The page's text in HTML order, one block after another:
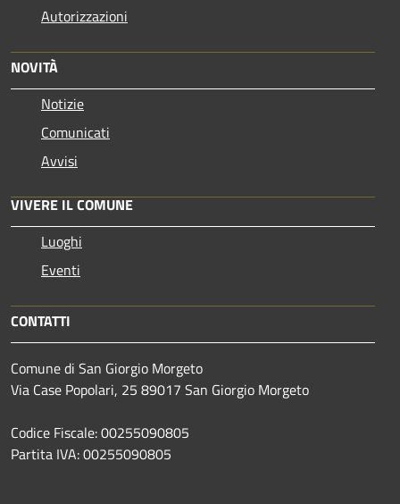
Autorizzazioni
NOVITÀ
Notizie
Comunicati
Avvisi
VIVERE IL COMUNE
Luoghi
Eventi
CONTATTI
Comune di San Giorgio Morgeto
Via Case Popolari, 25 89017 San Giorgio Morgeto
Codice Fiscale: 00255090805
Partita IVA: 00255090805